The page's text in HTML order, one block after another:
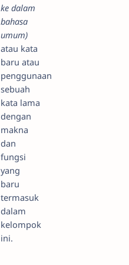
ke dalam
bahasa
umum)
atau kata
baru atau
penggunaan
sebuah
kata lama
dengan
makna
dan
fungsi
yang
baru
termasuk
dalam
kelompok
ini.